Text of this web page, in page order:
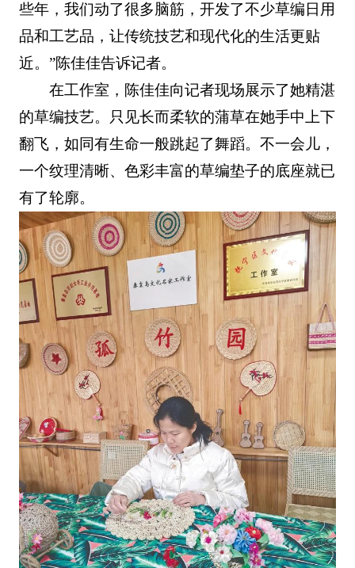
些年，我们动了很多脑筋，开发了不少草编日用
品和工艺品，让传统技艺和现代化的生活更贴
近。”陈佳佳告诉记者。
在工作室，陈佳佳向记者现场展示了她精湛
的草编技艺。只见长而柔软的蒲草在她手中上下
翻飞，如同有生命一般跳起了舞蹈。不一会儿，
一个纹理清晰、色彩丰富的草编垫子的底座就已
有了轮廓。